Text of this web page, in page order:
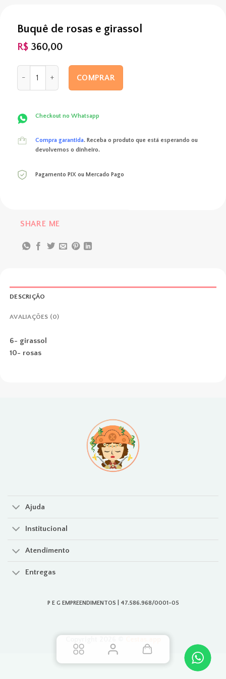
Buquê de rosas e girassol
R$ 360,00
Buquê de rosas e girassol quantidade
COMPRAR
Checkout no Whatsapp
Compra garantida. Receba o produto que está esperando ou
devolvemos o dinheiro.
Pagamento PIX ou Mercado Pago
SHARE ME
DESCRIÇÃO
AVALIAÇÕES (0)
6- girassol
10- rosas
Ajuda
Institucional
Atendimento
Entregas
P E G EMPREENDIMENTOS | 47.586.968/0001-05